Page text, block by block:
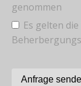
genommen
Es gelten